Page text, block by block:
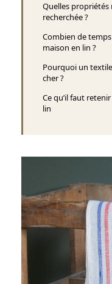
Quelles
recherchée ?
Combien de
maison en lin ?
Pourquoi un
cher ?
Ce qu’il faut
lin